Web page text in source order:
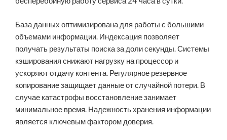
База данных оптимизирована для работы с большими
объемами информации. Индексация позволяет
получать результаты поиска за доли секунды. Системы
кэширования снижают нагрузку на процессор и
ускоряют отдачу контента. Регулярное резервное
копирование защищает данные от случайной потери. В
случае катастрофы восстановление занимает
минимальное время. Надежность хранения информации
является ключевым фактором доверия.